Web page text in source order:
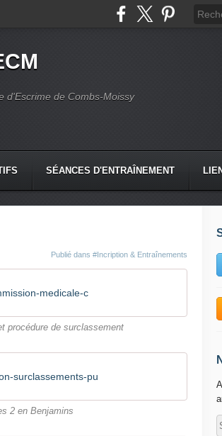
d'Escrime de Combs-Moissy
SÉANCES D'ENTRAÎNEMENT
Publié dans #Incription & Entraînements
medicale-c
procédure de surclassement
surclassements-pu
2 en Benjamins